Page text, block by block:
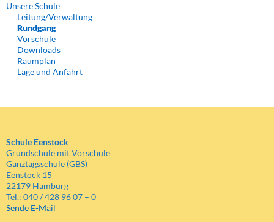
Unsere Schule
Leitung/Verwaltung
Rundgang
Vorschule
Downloads
Raumplan
Lage und Anfahrt
Schule Eenstock
Grundschule mit Vorschule
Ganztagsschule (GBS)
Eenstock 15
22179 Hamburg
Tel.: 040 / 428 96 07 – 0
Sende E-Mail